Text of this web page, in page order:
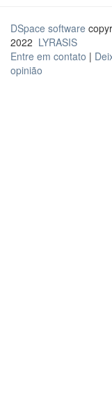
DSpace software
2022 LYRASIS
Entre em contato |
opinião